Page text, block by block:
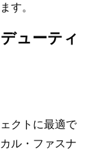
す。
ューティ
クトに最適で
ル・ファスナ